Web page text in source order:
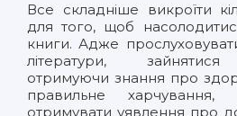
Все складніше викроїти
для того, щоб
книги. Адже
літератури,
отримуючи знання про
правильне харчування,
отримувати уявлення про